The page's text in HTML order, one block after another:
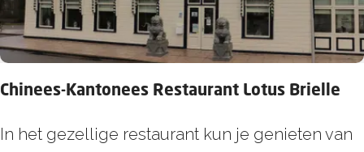
S
w
r
t
Chinees-Kantonees Restaurant Lotus Brielle
C
In het gezellige restaurant kun je genieten van